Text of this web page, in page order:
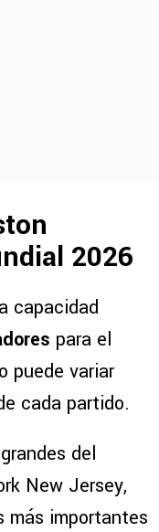
2026
capacidad
para el
puede variar
cada partido.
del
New Jersey,
más importantes